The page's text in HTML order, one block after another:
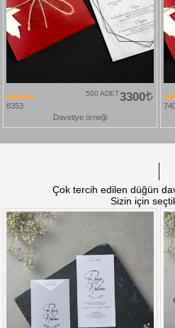
8353
3300
500 ADET
Davetiye örneği
Çok tercih edilen düğün
Sizin için